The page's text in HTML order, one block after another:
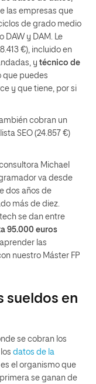
las empresas que
de grado medio
DAW y DAM. Le
€), incluido en
y técnico de
que puedes
y que tiene, por si
cobran un
SEO (24.857 €)
Michael
va desde
dos años de
más de diez.
se dan entre
95.000 euros
las
nuestro Máster FP
sueldos en
se cobran los
datos de la
el organismo que
se ganan de